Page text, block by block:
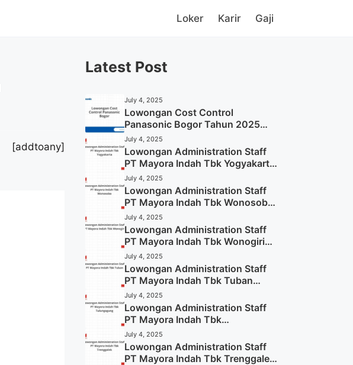
Loker Karir Gaji
[addtoany]
Latest Post
July 4, 2025
Lowongan Cost Control
Panasonic Bogor Tahun 2025
(Lamar Sekarang)
July 4, 2025
Lowongan Administration Staff
PT Mayora Indah Tbk Yogyakarta
Tahun 2025
July 4, 2025
Lowongan Administration Staff
PT Mayora Indah Tbk Wonosobo
Tahun 2025 (Lamar Sekarang)
July 4, 2025
Lowongan Administration Staff
PT Mayora Indah Tbk Wonogiri
Tahun 2025 (Apply Now)
July 4, 2025
Lowongan Administration Staff
PT Mayora Indah Tbk Tuban
Tahun 2025 (Resmi)
July 4, 2025
Lowongan Administration Staff
PT Mayora Indah Tbk
Tulungagung Tahun 2025 (Lamar
Sekarang)
July 4, 2025
Lowongan Administration Staff
PT Mayora Indah Tbk Trenggalek